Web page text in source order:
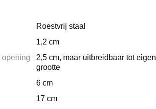
Roestvrij staal
1,2 cm
opening
2,5 cm, maar uitbreidbaar tot eigen
grootte
6 cm
17 cm